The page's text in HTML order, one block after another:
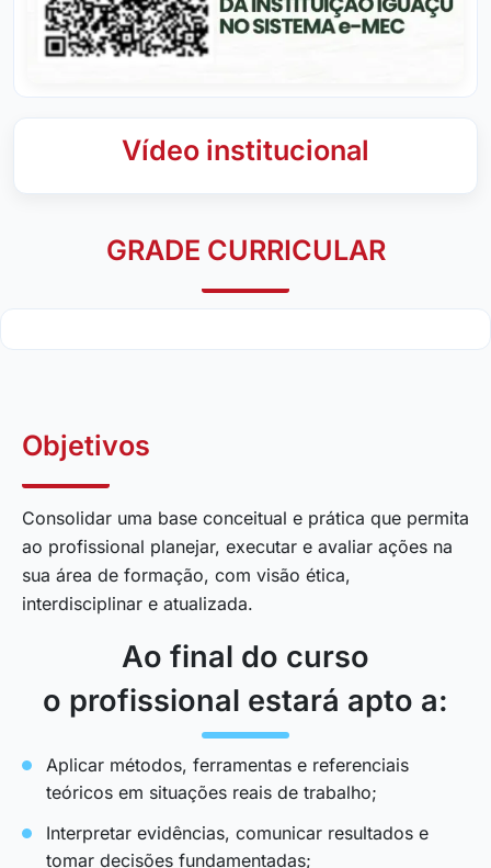
Vídeo institucional
GRADE CURRICULAR
Objetivos
Consolidar uma base conceitual e prática que permita
ao profissional planejar, executar e avaliar ações na
sua área de formação, com visão ética,
interdisciplinar e atualizada.
Ao final do curso
o profissional estará apto a:
Aplicar métodos, ferramentas e referenciais
teóricos em situações reais de trabalho;
Interpretar evidências, comunicar resultados e
tomar decisões fundamentadas;